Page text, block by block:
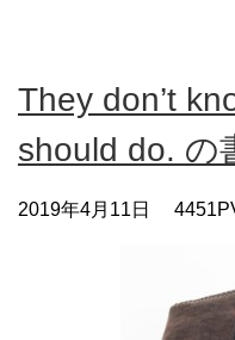
They don’t
should do. の
2019年4月11日